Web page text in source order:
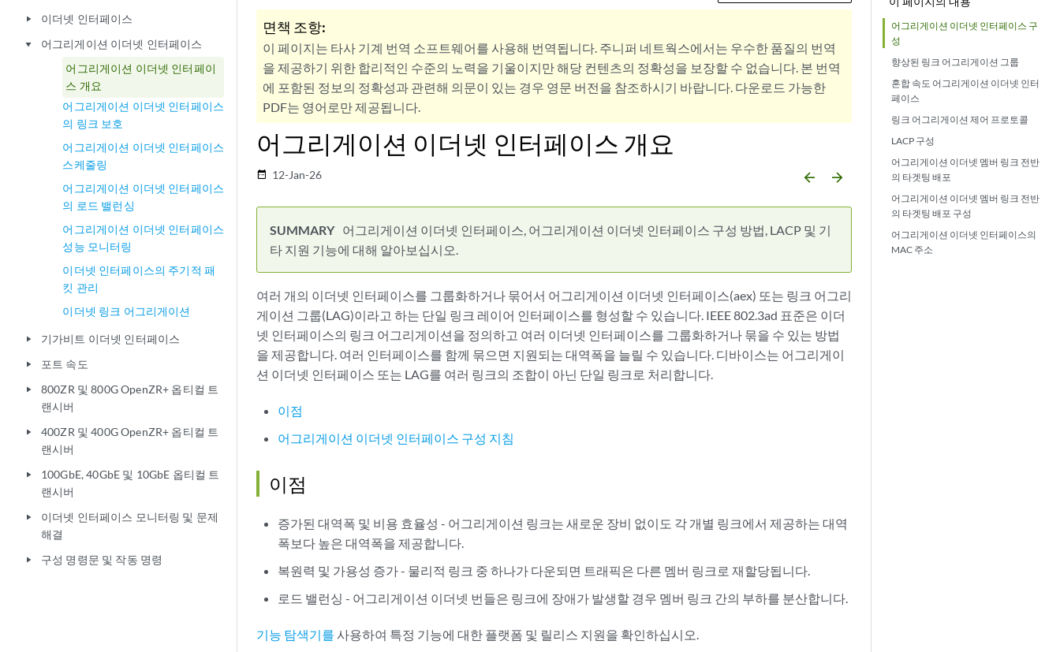
play_arrow 이더넷 인터페이스
play_arrow
어그리게이션 이더넷 인터페이스
어그리게이션 이더넷 인터페이
스 개요
어그리게이션 이더넷 인터페이스
의 링크 보호
어그리게이션 이더넷 인터페이스
스케줄링
어그리게이션 이더넷 인터페이스
의 로드 밸런싱
어그리게이션 이더넷 인터페이스
성능 모니터링
이더넷 인터페이스의 주기적 패
킷 관리
이더넷 링크 어그리게이션
play_arrow 기가비트 이더넷 인터페이스
play_arrow 포트 속도
play_arrow
800ZR 및 800G OpenZR+ 옵티컬 트
랜시버
play_arrow
400ZR 및 400G OpenZR+ 옵티컬 트
랜시버
play_arrow
100GbE, 40GbE 및 10GbE 옵티컬 트
랜시버
play_arrow
이더넷 인터페이스 모니터링 및 문제
해결
play_arrow 구성 명령문 및 작동 명령
어그리게이션 이더넷 인터페이스 구
성
향상된 링크 어그리게이션 그룹
혼합 속도 어그리게이션 이더넷 인터
페이스
링크 어그리게이션 제어 프로토콜
LACP 구성
어그리게이션 이더넷 멤버 링크 전반
의 타겟팅 배포
어그리게이션 이더넷 멤버 링크 전반
의 타겟팅 배포 구성
어그리게이션 이더넷 인터페이스의
MAC 주소
면책 조항:
이 페이지는 타사 기계 번역 소프트웨어를 사용해 번역됩니다. 주니퍼 네트웍스에서는 우수한 품질의 번역
을 제공하기 위한 합리적인 수준의 노력을 기울이지만 해당 컨텐츠의 정확성을 보장할 수 없습니다. 본 번역
에 포함된 정보의 정확성과 관련해 의문이 있는 경우 영문 버전을 참조하시기 바랍니다. 다운로드 가능한
PDF는 영어로만 제공됩니다.
어그리게이션 이더넷 인터페이스 개요
date_range 12-Jan-26 arrow_backward arrow_forward
어그리게이션 이더넷 인터페이스, 어그리게이션 이더넷 인터페이스 구성 방법, LACP 및 기
타 지원 기능에 대해 알아보십시오.
여러 개의 이더넷 인터페이스를 그룹화하거나 묶어서 어그리게이션 이더넷 인터페이스(aex) 또는 링크 어그리
게이션 그룹(LAG)이라고 하는 단일 링크 레이어 인터페이스를 형성할 수 있습니다. IEEE 802.3ad 표준은 이더
넷 인터페이스의 링크 어그리게이션을 정의하고 여러 이더넷 인터페이스를 그룹화하거나 묶을 수 있는 방법
을 제공합니다. 여러 인터페이스를 함께 묶으면 지원되는 대역폭을 늘릴 수 있습니다. 디바이스는 어그리게이
션 이더넷 인터페이스 또는 LAG를 여러 링크의 조합이 아닌 단일 링크로 처리합니다.
이점
어그리게이션 이더넷 인터페이스 구성 지침
이점
증가된 대역폭 및 비용 효율성 - 어그리게이션 링크는 새로운 장비 없이도 각 개별 링크에서 제공하는 대역
폭보다 높은 대역폭을 제공합니다.
복원력 및 가용성 증가 - 물리적 링크 중 하나가 다운되면 트래픽은 다른 멤버 링크로 재할당됩니다.
로드 밸런싱 - 어그리게이션 이더넷 번들은 링크에 장애가 발생할 경우 멤버 링크 간의 부하를 분산합니다.
기능 탐색기를 사용하여 특정 기능에 대한 플랫폼 및 릴리스 지원을 확인하십시오.